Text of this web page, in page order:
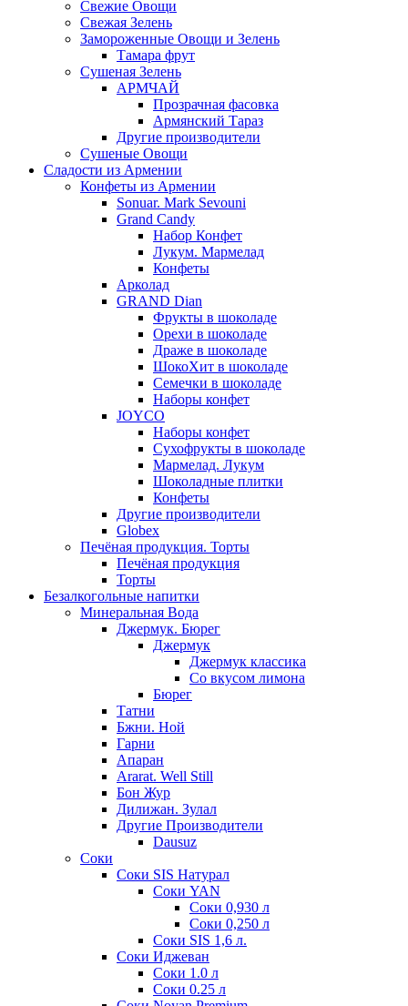
Свежие Овощи
Свежая Зелень
Замороженные Овощи и Зелень
Тамара фрут
Сушеная Зелень
АРМЧАЙ
Прозрачная фасовка
Армянский Тараз
Другие производители
Сушеные Овощи
Сладости из Армении
Конфеты из Армении
Sonuar. Mark Sevouni
Grand Candy
Набор Конфет
Лукум. Мармелад
Конфеты
Арколад
GRAND Dian
Фрукты в шоколаде
Орехи в шоколаде
Драже в шоколаде
ШокоХит в шоколаде
Семечки в шоколаде
Наборы конфет
JOYCO
Наборы конфет
Сухофрукты в шоколаде
Мармелад. Лукум
Шоколадные плитки
Конфеты
Другие производители
Globex
Печёная продукция. Торты
Печёная продукция
Торты
Безалкогольные напитки
Минеральная Вода
Джермук. Бюрег
Джермук
Джермук классика
Со вкусом лимона
Бюрег
Татни
Бжни. Ной
Гарни
Апаран
Ararat. Well Still
Бон Жур
Дилижан. Зулал
Другие Производители
Dausuz
Соки
Соки SIS Натурал
Соки YAN
Соки 0,930 л
Соки 0,250 л
Соки SIS 1,6 л.
Соки Иджеван
Соки 1.0 л
Соки 0.25 л